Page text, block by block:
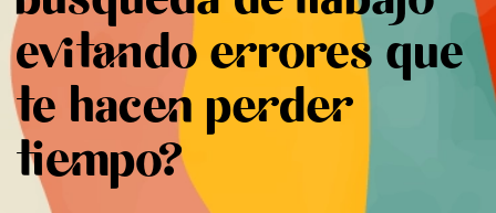
evitando errores que
te hacen perder
tiempo?